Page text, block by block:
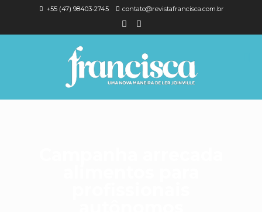
+55 (47) 98403-2745 contato@revistafrancisca.com.br